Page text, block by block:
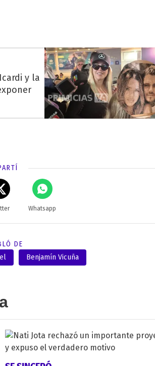
y la
Whatsapp
DE
Benjamín Vicuña